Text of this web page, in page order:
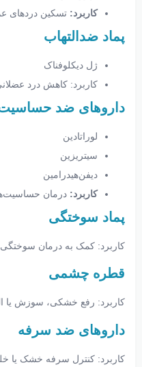
کاربرد: تسکین دردهای
پماد ضدالتهاب
ژل دیکلوفناک
کاربرد: کاهش درد
داروهای ضد حساسیت
لوراتادین
سیتریزین
دیفن‌هیدرامین
کاربرد: درمان
پماد سوختگی
کاربرد: کمک به درمان
قطره چشمی
کاربرد: رفع خشکی، سوزش یا
داروهای ضد سرفه
کاربرد: کنترل سرفه خشک یا